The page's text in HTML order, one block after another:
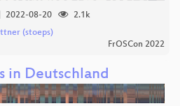
2022-08-20
2.1k
(stoeps)
FrOSCon 2022
in Deutschland